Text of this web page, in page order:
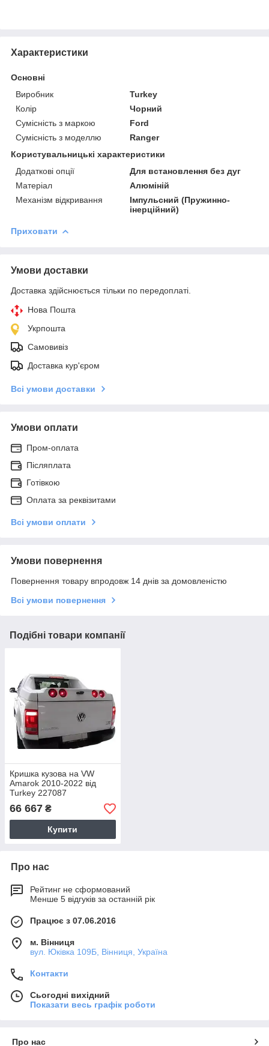
Характеристики
Основні
Виробник
Turkey
Колір
Чорний
Сумісність з маркою
Ford
Сумісність з моделлю
Ranger
Користувальницькі характеристики
Додаткові опції
Для встановлення без дуг
Матеріал
Алюміній
Механізм відкривання
Імпульсний (Пружинно-
інерційний)
Приховати
Умови доставки
Доставка здійснюється тільки по передоплаті.
Нова Пошта
Укрпошта
Самовивіз
Доставка кур'єром
Всі умови доставки
Умови оплати
Пром-оплата
Післяплата
Готівкою
Оплата за реквізитами
Всі умови оплати
Умови повернення
Повернення товару впродовж 14 днів за домовленістю
Всі умови повернення
Подібні товари компанії
Кришка кузова на VW
Amarok 2010-2022 від
Turkey 227087
66 667 ₴
Купити
Про нас
Рейтинг не сформований
Менше 5 відгуків за останній рік
Працює з 07.06.2016
м. Вінниця
вул. Юківка 109Б, Вінниця, Україна
Контакти
Сьогодні вихідний
Показати весь графік роботи
Про нас